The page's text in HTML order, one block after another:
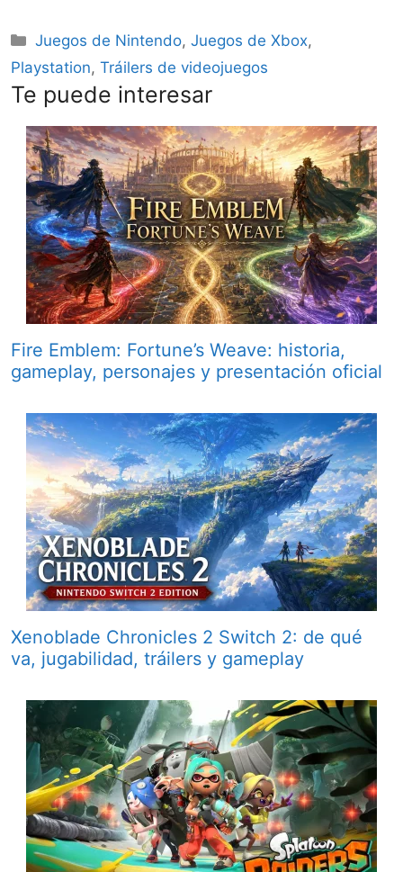
Categorías
Juegos de Nintendo,Juegos de Xbox,
Playstation, Tráilers de videojuegos
Te puede interesar
Fire Emblem: Fortune’s Weave: historia,
gameplay, personajes y presentación oficial
Xenoblade Chronicles 2 Switch 2: de qué
va, jugabilidad, tráilers y gameplay